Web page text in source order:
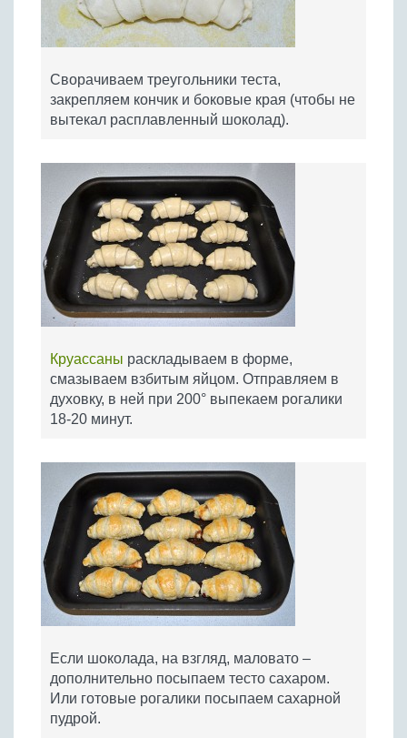
Сворачиваем треугольники теста,
закрепляем кончик и боковые края (чтобы не
вытекал расплавленный шоколад).
Круассаны раскладываем в форме,
смазываем взбитым яйцом. Отправляем в
духовку, в ней при 200° выпекаем рогалики
18-20 минут.
Если шоколада, на взгляд, маловато –
дополнительно посыпаем тесто сахаром.
Или готовые рогалики посыпаем сахарной
пудрой.